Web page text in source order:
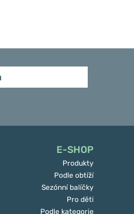
E-SHOP
Produkty
Podle obtíží
Sezónní balíčky
Pro děti
Podle kategorie